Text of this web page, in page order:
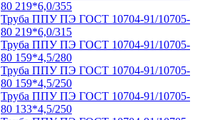
80 219*6,0/355
Труба ППУ ПЭ ГОСТ 10704-91/10705-
80 219*6,0/315
Труба ППУ ПЭ ГОСТ 10704-91/10705-
80 159*4,5/280
Труба ППУ ПЭ ГОСТ 10704-91/10705-
80 159*4,5/250
Труба ППУ ПЭ ГОСТ 10704-91/10705-
80 133*4,5/250